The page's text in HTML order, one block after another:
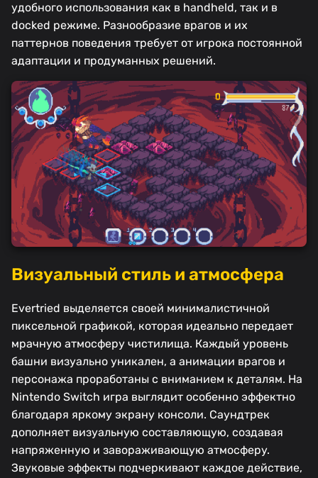
удобного использования как в handheld, так и в
docked режиме. Разнообразие врагов и их
паттернов поведения требует от игрока постоянной
адаптации и продуманных решений.
Визуальный стиль и атмосфера
Evertried выделяется своей минималистичной
пиксельной графикой, которая идеально передает
мрачную атмосферу чистилища. Каждый уровень
башни визуально уникален, а анимации врагов и
персонажа проработаны с вниманием к деталям. На
Nintendo Switch игра выглядит особенно эффектно
благодаря яркому экрану консоли. Саундтрек
дополняет визуальную составляющую, создавая
напряженную и завораживающую атмосферу.
Звуковые эффекты подчеркивают каждое действие,